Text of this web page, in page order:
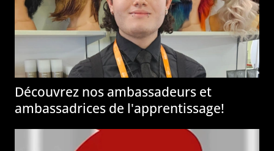
Découvrez nos ambassadeurs et
ambassadrices de l'apprentissage!